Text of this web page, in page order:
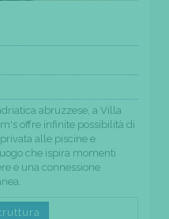
abruzzese, a Villa
offre infinite possibilità di
alle piscine e
che ispira momenti
e una connessione